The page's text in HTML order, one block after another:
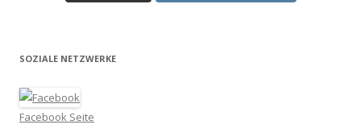
SOZIALE NETZWERKE
Facebook Seite